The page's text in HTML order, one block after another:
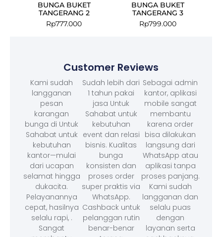
BUNGA BUKET
TANGERANG 2
Rp777.000
BUNGA BUKET
TANGERANG 3
Rp799.000
Customer Reviews
Kami sudah
langganan
pesan
karangan
bunga di Untuk
Sahabat untuk
kebutuhan
kantor—mulai
dari ucapan
selamat hingga
dukacita.
Pelayanannya
cepat, hasilnya
selalu rapi, .
Sangat
Sudah lebih dari
1 tahun pakai
jasa Untuk
Sahabat untuk
kebutuhan
event dan relasi
bisnis. Kualitas
bunga
konsisten dan
proses order
super praktis via
WhatsApp.
Cashback untuk
pelanggan rutin
benar-benar
Sebagai admin
kantor, aplikasi
mobile sangat
membantu
karena order
bisa dilakukan
langsung dari
WhatsApp atau
aplikasi tanpa
proses panjang.
Kami sudah
langganan dan
selalu puas
dengan
layanan serta